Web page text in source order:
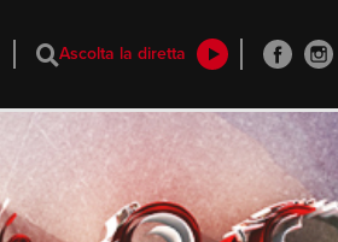
Ascolta la diretta